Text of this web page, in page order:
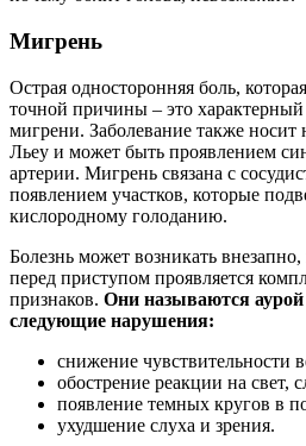
Мигрень
Острая односторонняя боль,
точной причины ‒ это
мигрени. Заболевание также носит
Льеу и может быть проявлением
артерии. Мигрень связана с
появлением участков, которые
кислородному голоданию.
Болезнь может возникать
перед приступом проявляется
признаков. Они называются
следующие нарушения:
снижение чувствительности
обострение реакции на свет,
появление темных кругов в
ухудшение слуха и зрения.